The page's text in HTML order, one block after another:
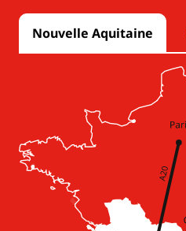
Nouvelle Aquitaine